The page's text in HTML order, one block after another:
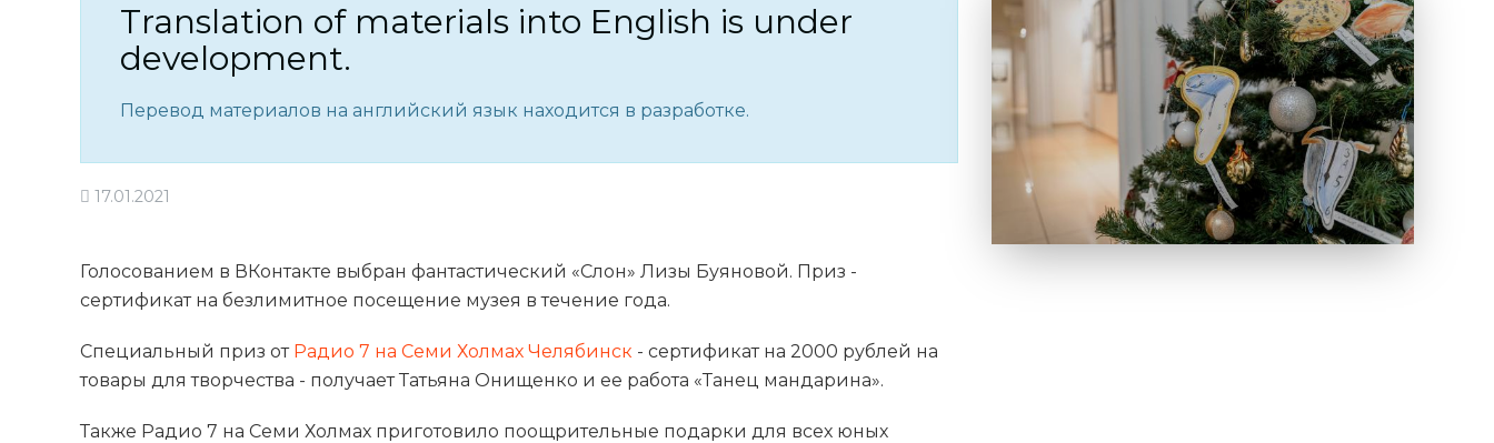
Translation of materials into English is under
development.
Перевод материалов на английский язык находится в разработке.
17.01.2021
Голосованием в ВКонтакте выбран фантастический «Слон» Лизы Буяновой. Приз -
сертификат на безлимитное посещение музея в течение года.
Специальный приз от Радио 7 на Семи Холмах Челябинск - сертификат на 2000 рублей на
товары для творчества - получает Татьяна Онищенко и ее работа «Танец мандарина».
Также Радио 7 на Семи Холмах приготовило поощрительные подарки для всех юных